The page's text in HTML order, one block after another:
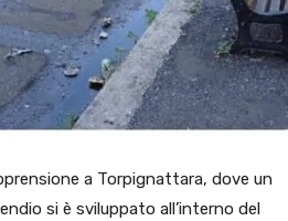
a Torpignattara, dove un
si è sviluppato all’interno del